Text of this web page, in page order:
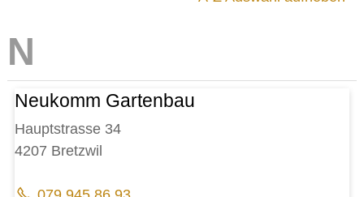
Einkaufsmöglichkeiten
Firmen-/ Handwerksverzeichnis
Online-Schalter für Unternehmen
Neukomm Gartenbau
Hauptstrasse 34
4207 Bretzwil